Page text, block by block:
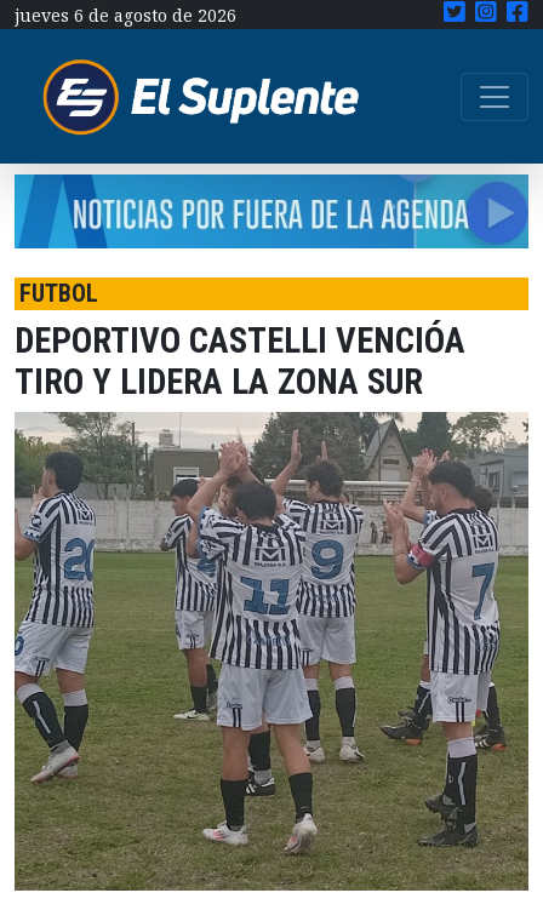
jueves 6 de agosto de 2026
FUTBOL
DEPORTIVO CASTELLI VENCIÓA
TIRO Y LIDERA LA ZONA SUR